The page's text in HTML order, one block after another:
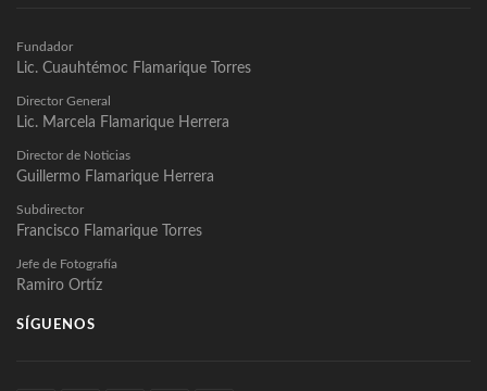
Fundador
Lic. Cuauhtémoc Flamarique Torres
Director General
Lic. Marcela Flamarique Herrera
Director de Noticias
Guillermo Flamarique Herrera
Subdirector
Francisco Flamarique Torres
Jefe de Fotografía
Ramiro Ortíz
SÍGUENOS